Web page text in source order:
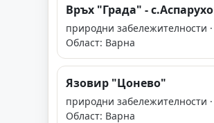
Връх "Града" -
природни забележителности
Област: Варна
Язовир "Цонево"
природни забележителности
Област: Варна